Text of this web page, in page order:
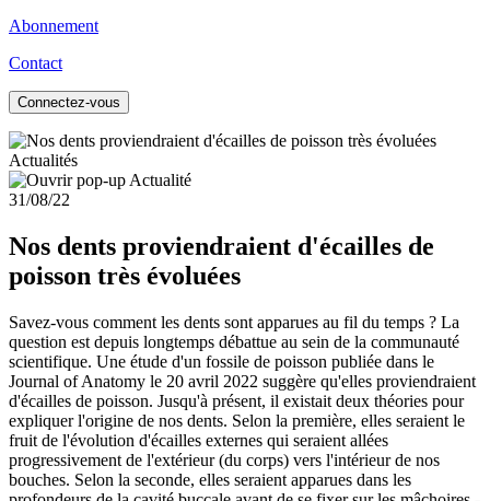
Abonnement
Contact
Connectez-vous
Actualités
31/08/22
Nos dents proviendraient d'écailles de
poisson très évoluées
Savez-vous comment les dents sont apparues au fil du temps ? La
question est depuis longtemps débattue au sein de la communauté
scientifique. Une étude d'un fossile de poisson publiée dans le
Journal of Anatomy le 20 avril 2022 suggère qu'elles proviendraient
d'écailles de poisson. Jusqu'à présent, il existait deux théories pour
expliquer l'origine de nos dents. Selon la première, elles seraient le
fruit de l'évolution d'écailles externes qui seraient allées
progressivement de l'extérieur (du corps) vers l'intérieur de nos
bouches. Selon la seconde, elles seraient apparues dans les